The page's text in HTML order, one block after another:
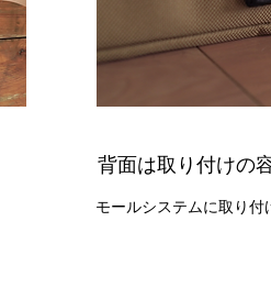
背面は取り付けの
モールシステムに取り付